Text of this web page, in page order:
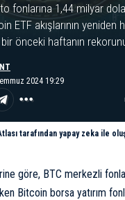
fonlarına 1,44 milyar
ETF akışlarının yeniden
önceki haftanın
2024 19:29
tarafından yapay zeka ile
göre, BTC merkezli
Bitcoin borsa yatırım